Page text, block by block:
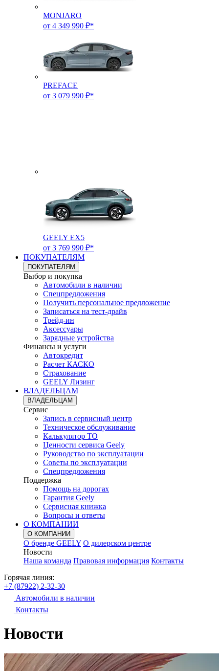
MONJARO
от 4 349 990 ₽*
PREFACE
от 3 079 990 ₽*
GEELY EX5
от 3 769 990 ₽*
ПОКУПАТЕЛЯМ
ПОКУПАТЕЛЯМ
Выбор и покупка
Автомобили в наличии
Спецпредложения
Получить персональное предложение
Записаться на тест-драйв
Трейд-ин
Аксессуары
Зарядные устройства
Финансы и услуги
Автокредит
Расчет КАСКО
Страхование
GEELY Лизинг
ВЛАДЕЛЬЦАМ
ВЛАДЕЛЬЦАМ
Сервис
Запись в сервисный центр
Техническое обслуживание
Калькулятор ТО
Ценности сервиса Geely
Руководство по эксплуатации
Советы по эксплуатации
Спецпредложения
Поддержка
Помощь на дорогах
Гарантия Geely
Сервисная книжка
Вопросы и ответы
О КОМПАНИИ
О КОМПАНИИ
О бренде GEELY О дилерском центре
Новости
Наша команда Правовая информация Контакты
Горячая линия:
+7 (87922) 2-32-30
Автомобили в наличии
Контакты
Новости